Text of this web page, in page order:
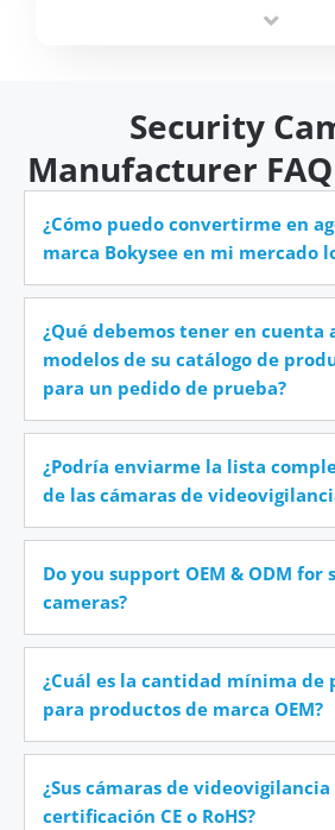
time.
Security
Manufacturer
¿Cómo puedo convertirme en
marca Bokysee en mi mercado
¿Qué debemos tener en cuenta
modelos de su catálogo de
para un pedido de prueba?
¿Podría enviarme la lista
de las cámaras de
Do you support OEM & ODM for
cameras?
¿Cuál es la cantidad mínima de
para productos de marca OEM?
¿Sus cámaras de
certificación CE o RoHS?